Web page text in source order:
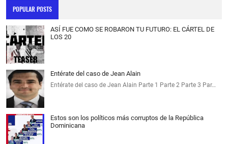
POPULAR POSTS
ASÍ FUE COMO SE ROBARON TU FUTURO: EL CÁRTEL DE
LOS 20
Entérate del caso de Jean Alain
Entérate del caso de Jean Alain Parte 1 Parte 2 Parte 3 Par…
Estos son los políticos más corruptos de la República
Dominicana